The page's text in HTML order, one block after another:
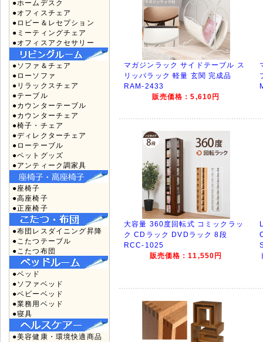
●ホームデスク
●オフィスチェア
●ロビー＆レセプション
●ミーティングチェア
●オフィスアクセサリー
●ソファ＆チェア
●ローソファ
●リラックスチェア
●テーブル
●カウンターテーブル
●カウンターチェア
●椅子・チェア
●ディレクターチェア
●ローテーブル
●ペットグッズ
●アンティーク調家具
●座椅子
●高座椅子
●正座椅子
●布団レスダイニング昇降
●こたつテーブル
●こたつ布団
●ベッド
●ソファベッド
●ベビーベッド
●業務用ベッド
●寝具
●美容健康・環境快適商品
マガジンラック サイドテーブル ス
リッパラック 軽量 玄関 完成品
RAM-2433
販売価格：5,610円
大容量 360度回転式 コミックラッ
ク CDラック DVDラック 8段
RCC-1025
販売価格：11,550円